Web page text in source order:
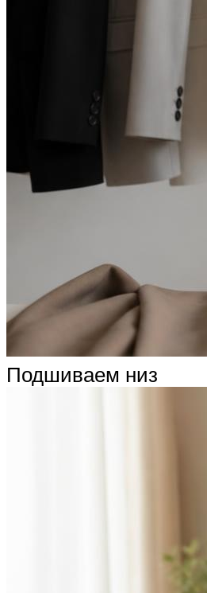
Подшиваем низ